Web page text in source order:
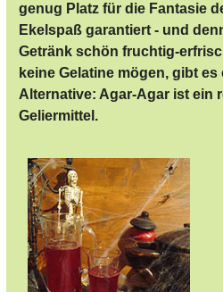
genug Platz für die Fantasie
Ekelspaß garantiert - und
Getränk schön fruchtig-
keine Gelatine mögen, gibt es
Alternative: Agar-Agar ist ein
Geliermittel.